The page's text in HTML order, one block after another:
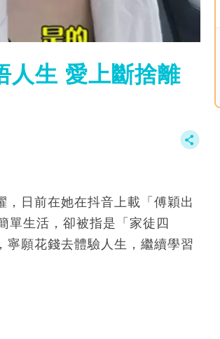
人生 愛上斷捨離
日前在她在抖音上載「傅穎出
單生活，卻被指是「家徒四
寧願花錢去體驗人生，繼續學習